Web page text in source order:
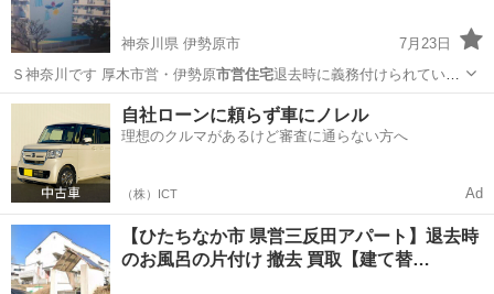
神奈川県 伊勢原市
7月23日
Ｓ神奈川です 厚木市営・伊勢原市営住宅退去時に義務付けられている
原状回復 …
神奈川 伊勢原市 リサイクルショップ
自社ローンに頼らず車にノレル
理想のクルマがあるけど審査に通らない方へ
（株）ICT Ad
【ひたちなか市 県営三反田アパート】退去時
のお風呂の片付け 撤去 買取【建て替…